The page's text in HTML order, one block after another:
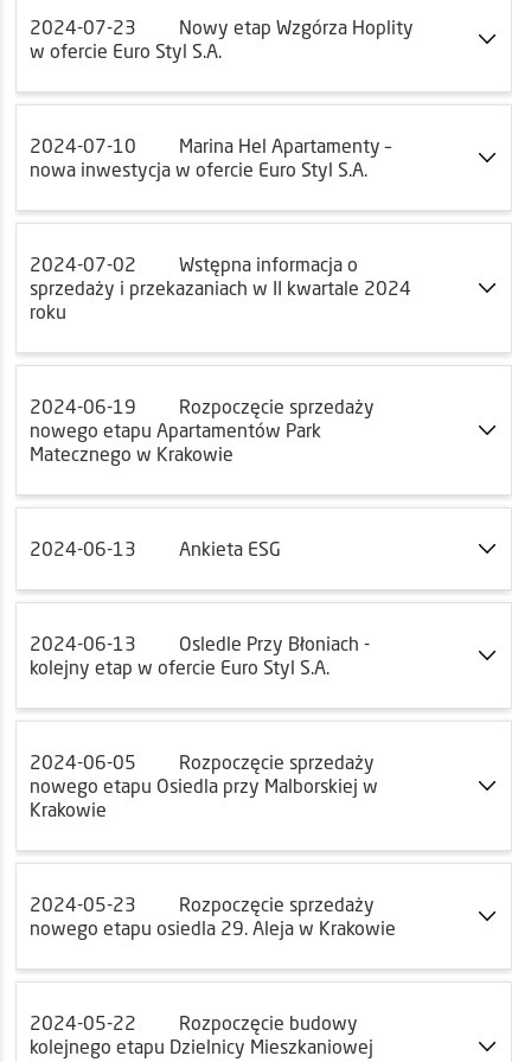
2024-07-23
Nowy etap Wzgórza Hoplity
w ofercie Euro Styl S.A.
2024-07-10
Marina Hel Apartamenty –
nowa inwestycja w ofercie Euro Styl S.A.
2024-07-02
Wstępna informacja o
sprzedaży i przekazaniach w II kwartale 2024
roku
2024-06-19
Rozpoczęcie sprzedaży
nowego etapu Apartamentów Park
Matecznego w Krakowie
2024-06-13 Ankieta ESG
2024-06-13
Osledle Przy Błoniach -
kolejny etap w ofercie Euro Styl S.A.
2024-06-05
Rozpoczęcie sprzedaży
nowego etapu Osiedla przy Malborskiej w
Krakowie
2024-05-23
Rozpoczęcie sprzedaży
nowego etapu osiedla 29. Aleja w Krakowie
2024-05-22
Rozpoczęcie budowy
kolejnego etapu Dzielnicy Mieszkaniowej